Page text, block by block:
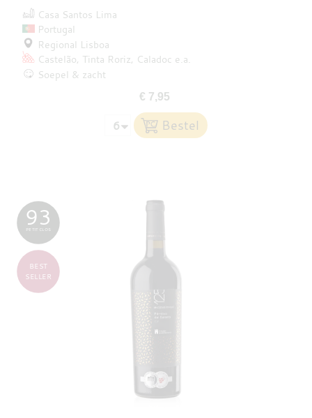
Casa Santos Lima
Portugal
Regional Lisboa
Castelão Tinta Roriz Caladoc e.a.
Soepel & zacht
€ 7,95
93
PETIT CLOS
BEST
SELLER